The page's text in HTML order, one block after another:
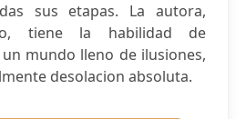
sus etapas. La autora,
tiene la habilidad de
mundo lleno de ilusiones,
desolacion absoluta.